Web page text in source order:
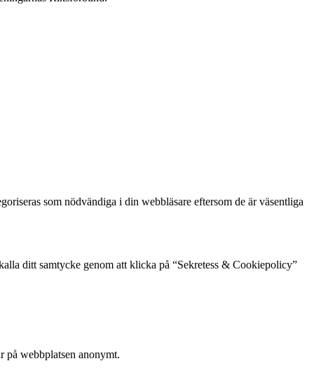
som nödvändiga i din webbläsare eftersom de är väsentliga
ditt samtycke genom att klicka på “Sekretess & Cookiepolicy”
på webbplatsen anonymt.